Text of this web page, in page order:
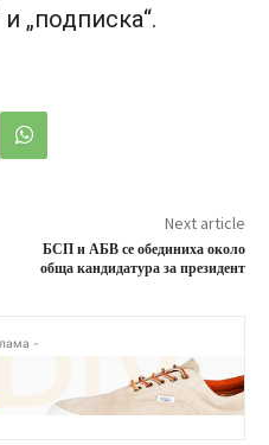
„подписка“.
Next article
БСП и АБВ се обединиха около
обща кандидатура за президент
-